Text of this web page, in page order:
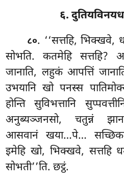
६.
८०. ‘‘सत्तहि, भिक्खवे,
सोभति. कतमेहि सत्तहि?
जानाति, लहुकं आपत्तिं
उभयानिखो पनस्स
होन्ति सुविभत्तानि
अनुब्यञ्जनसो, चतुन्नं
आसवानं खया…पे…
इमेहि खो, भिक्खवे, सत्तहि
सोभती’’ति. छट्ठं.